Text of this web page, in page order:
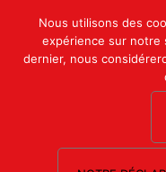
Nous utilisons des
expérience sur notre
dernier, nous